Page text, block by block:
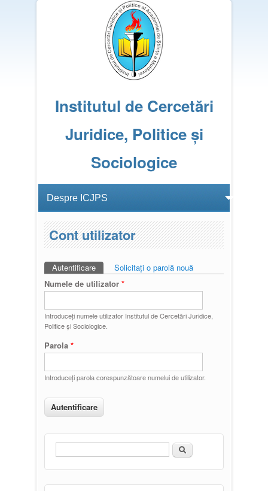
Institutul de Cercetări
Juridice, Politice și
Sociologice
Cont utilizator
Taburi primare
Autentificare(tab activ)Solicitaţi o parolă nouă
Numele de utilizator *
Introduceţi numele utilizator Institutul de Cercetări Juridice,
Politice și Sociologice.
Parola *
Introduceţi parola corespunzătoare numelui de utilizator.
Formular de căutare
Căutare